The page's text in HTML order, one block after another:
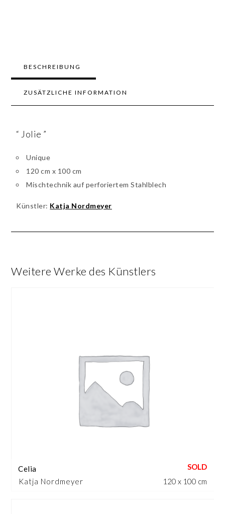
BESCHREIBUNG
ZUSÄTZLICHE INFORMATION
“ Jolie ”
Unique
120 cm x 100 cm
Mischtechnik auf perforiertem Stahlblech
Künstler: Katja Nordmeyer
Weitere Werke des Künstlers
Katja Nordmeyer
Celia
120 x 100 cm